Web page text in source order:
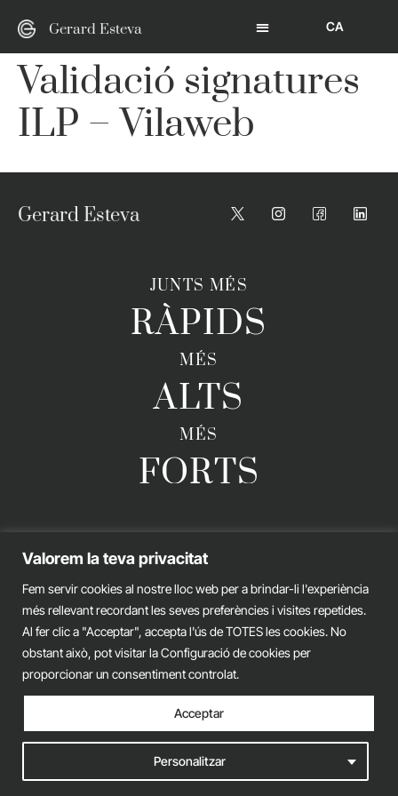
Valorem la teva privacitat
Fem servir cookies al nostre lloc web per a brindar-li l'experiència
més rellevant recordant les seves preferències i visites repetides.
Al fer clic a "Acceptar", accepta l'ús de TOTES les cookies. No
obstant això, pot visitar la Configuració de cookies per
proporcionar un consentiment controlat.
Personalitzar
Acceptar
Gerard Esteva CA
Validació signatures
ILP – Vilaweb
Gerard Esteva
JUNTS MÉS
RÀPIDS
MÉS
ALTS
MÉS
FORTS
Avís legalPolítica de privacitatPolítica de cookies
iònic.web